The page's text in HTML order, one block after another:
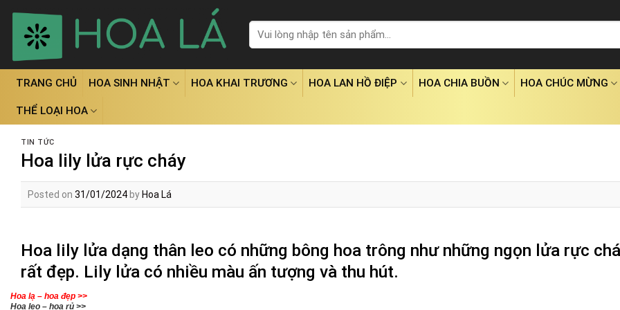
content
Tìm
kiếm:
TRANG CHỦ HOA SINH NHẬT HOA KHAI TRƯƠNG HOA LAN HỒ ĐIỆP HOA CHIA BUỒN HOA CHÚC MỪNG
THỂ LOẠI HOA
TIN TỨC
Hoa lily lửa rực cháy
Posted on 31/01/2024 by Hoa Lá
Hoa lily lửa dạng thân leo có những bông hoa trông như những ngọn lửa rực
rất đẹp. Lily lửa có nhiều màu ấn tượng và thu hút.
Hoa lạ – hoa đẹp >>
Hoa leo – hoa rủ >>